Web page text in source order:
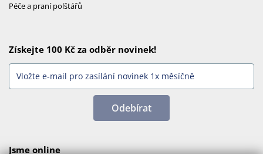
Péče a praní polštářů
Získejte 100 Kč za odběr novinek!
Odebírat
Jsme online